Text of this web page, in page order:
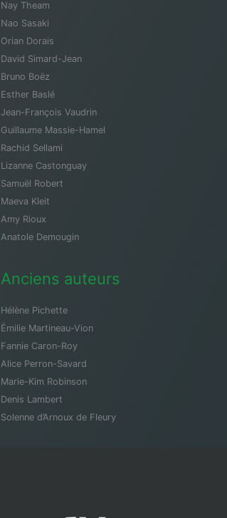
Nay Theam
Nao Sasaki
Orian Dorais
David Simard-Jean
Bruno Boëz
Esther Baslé
Jean-François Vaudrin
Guillaume Massie-Hamel
Rachid Sellami
Lizanne Castonguay
Samuël Robert
Maeva Kleit
Amy Rioux
Anatole Demougin
Anciens auteurs
Hélène Pichette
Émilie Martineau-Vion
Fannie Caron-Roy
Alice Perron-Savard
Marie-Kim Robinson
Denis Lambert
Solenne d’Arnoux de Fleury